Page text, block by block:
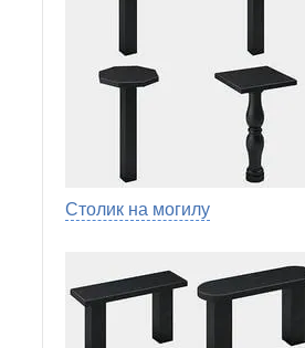
Столик на могилу